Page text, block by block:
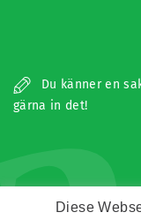
Du känner en
gärna in det!
Diese